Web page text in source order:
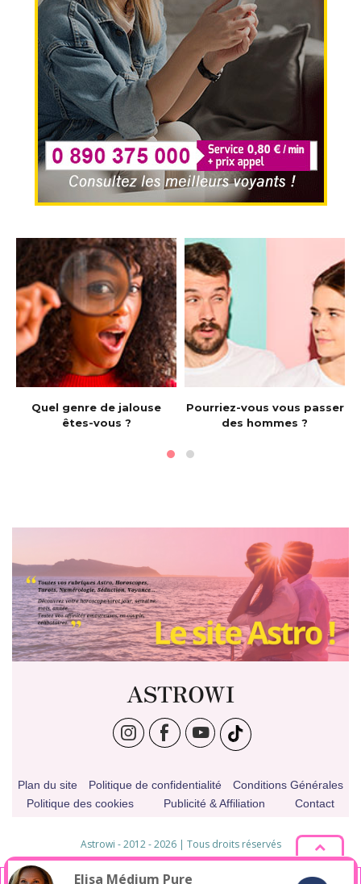
Quel genre de jalouse
êtes-vous ?
Pourriez-vous vous passer
des hommes ?
ASTROWI
Plan du site Politique de confidentialité
Conditions Générales
Politique des cookies
Publicité & Affiliation Contact
Astrowi - 2012 - 2026 | Tous droits réservés
Elisa Médium Pure
En poursuivant votre navigation sur ce site, vous acceptez